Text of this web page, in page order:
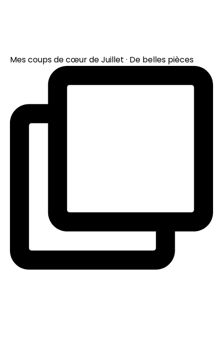
Mes coups de cœur de Juillet · De belles pièces